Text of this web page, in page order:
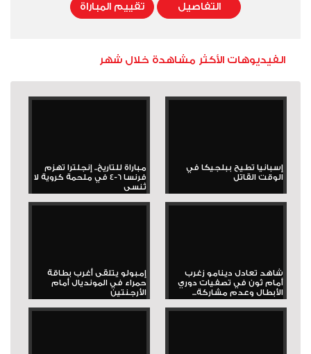
التفاصيل تقييم المباراة
الفيديوهات الأكثر مشاهدة خلال شهر
إسبانيا تطيح ببلجيكا في
الوقت القاتل
مباراة للتاريخ.. إنجلترا تهزم
فرنسا 6-4 في ملحمة كروية لا
تُنسى
شاهد تعادل دينامو زغرب
أمام ثون في تصفيات دوري
الأبطال وعدم مشاركة...
إمبولو يتلقى أغرب بطاقة
حمراء في المونديال أمام
الأرجنتين